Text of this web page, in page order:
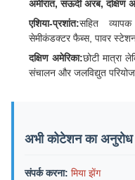
अमीरात, सऊदी अरब, दक्षिण
एशिया-प्रशांत:सहित
सेमीकंडक्टर फैब्स, पावर
दक्षिण अमेरिका:छोटी मात्रा
संचालन और जलविद्युत
अभी कोटेशन का
संपर्क करना: मिया झेंग